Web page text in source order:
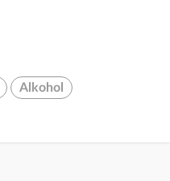
Alkohol